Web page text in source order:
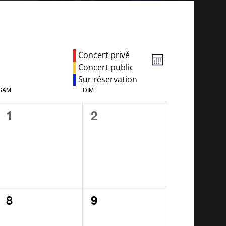
Views
Navigation
Event
Views
MONTH
Concert privé
Concert public
Sur réservation
DIM
0
1
0
2
0
8
0
9